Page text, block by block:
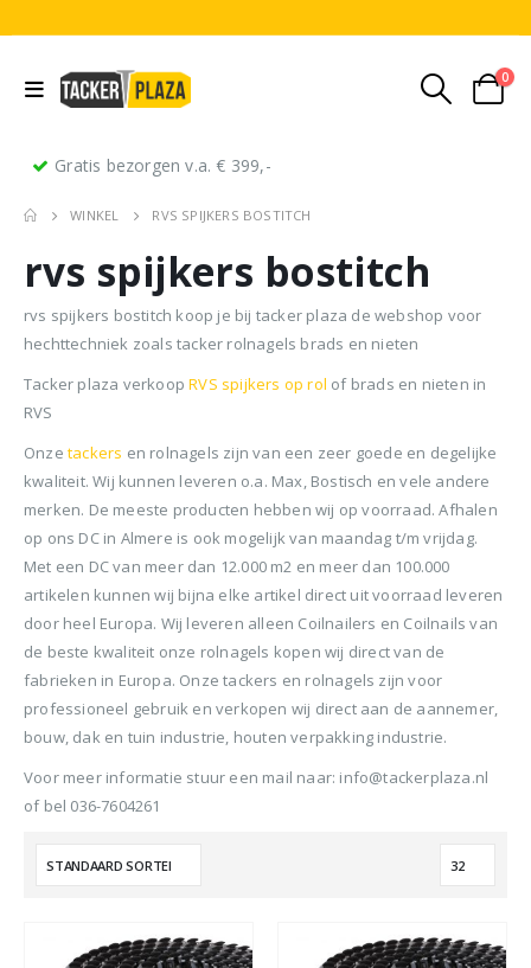
0
Gratis bezorgen v.a. € 399,-
WINKEL RVS SPIJKERS BOSTITCH
rvs spijkers bostitch
rvs spijkers bostitch koop je bij tacker plaza de webshop voor
hechttechniek zoals tacker rolnagels brads en nieten
Tacker plaza verkoopRVS spijkers op rol of brads en nieten in
RVS
Onze tackers en rolnagels zijn van een zeer goede en degelijke
kwaliteit. Wij kunnen leveren o.a. Max, Bostisch en vele andere
merken. De meeste producten hebben wij op voorraad. Afhalen
op ons DC in Almere is ook mogelijk van maandag t/m vrijdag.
Met een DC van meer dan 12.000 m2 en meer dan 100.000
artikelen kunnen wij bijna elke artikel direct uit voorraad leveren
door heel Europa. Wij leveren alleen Coilnailers en Coilnails van
de beste kwaliteit onze rolnagels kopen wij direct van de
fabrieken in Europa. Onze tackers en rolnagels zijn voor
professioneel gebruik en verkopen wij direct aan de aannemer,
bouw, dak en tuin industrie, houten verpakking industrie.
Voor meer informatie stuur een mail naar: info@tackerplaza.nl
of bel 036-7604261
0out of 5
€116,75
(€141,27incl.
BTW)
Stinger Caps 22mm Nieten met Caps voor de CS150B 2000 stuks
€88,35
(€106,90incl.
0out of 5
€79,95
(€96,74incl.
0out of 5
€680,00
Oorspronkelijke
prijs
€680,00.
€599,50Huidige
prijs
€599,50.
(€725,40 incl.
BTW)
Senco PAL57F Coilnailer 25-57mm
€680,00
Oorspronkelijke
prijs
was:
€680,00.
€ 565,00
prijs
is:
€565,00.
683,65
BTW)
Senco Coilpro90 Coilnailer 45-90mm